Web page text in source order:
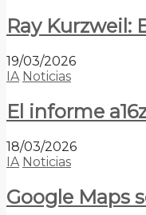
Ray Kurzweil:
19/03/2026
IA Noticias
El informe
18/03/2026
IA Noticias
Google Maps